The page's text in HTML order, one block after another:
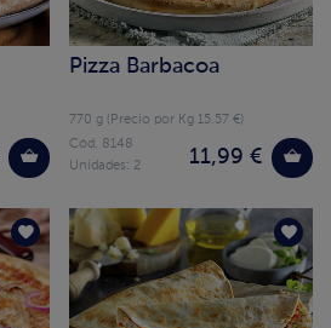
Pizza Barbacoa
770 g (Precio por Kg 15.57 €)
11,99 €
Cód. 8148
Unidades: 2